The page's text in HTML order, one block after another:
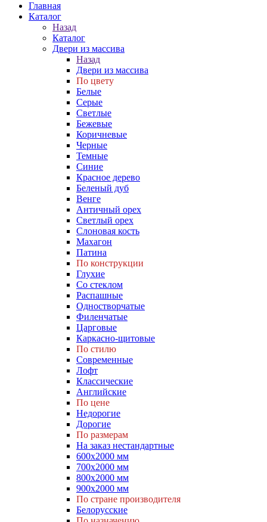
Главная
Каталог
Назад
Каталог
Двери из массива
Назад
Двери из массива
По цвету
Белые
Серые
Светлые
Бежевые
Коричневые
Черные
Темные
Синие
Красное дерево
Беленый дуб
Венге
Античный орех
Светлый орех
Слоновая кость
Махагон
Патина
По конструкции
Глухие
Со стеклом
Распашные
Одностворчатые
Филенчатые
Царговые
Каркасно-щитовые
По стилю
Современные
Лофт
Классические
Английские
По цене
Недорогие
Дорогие
По размерам
На заказ нестандартные
600х2000 мм
700х2000 мм
800х2000 мм
900х2000 мм
По стране производителя
Белорусские